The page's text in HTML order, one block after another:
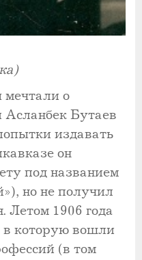
мечтали о
Асланбек Бутаев
издавать
он
под названием
но не получил
Летом 1906 года
в которую вошли
(в том